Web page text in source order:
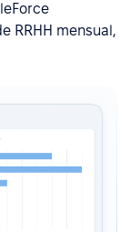
RRHH mensual,